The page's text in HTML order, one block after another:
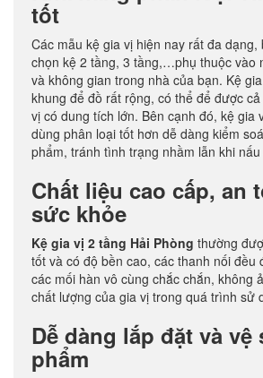
tốt
Các mẫu kệ gia vị hiện nay rất đa
chọn kệ 2 tầng, 3 tầng,…phụ thuộc vào
và không gian trong nhà của bạn. Kệ
khung để đồ rất rộng, có thể để được
vị có dung tích lớn. Bên cạnh đó, kệ gia
dùng phân loại tốt hơn dễ dàng kiểm
phẩm, tránh tình trạng nhầm lẫn khi nấu
Chất liệu cao cấp, an
sức khỏe
Kệ gia vị 2 tầng Hải Phòng thường
tốt và có độ bền cao, các thanh nối đều
các mối hàn vô cùng chắc chắn, không
chất lượng của gia vị trong quá trình sử
Dễ dàng lắp đặt và vệ
phẩm